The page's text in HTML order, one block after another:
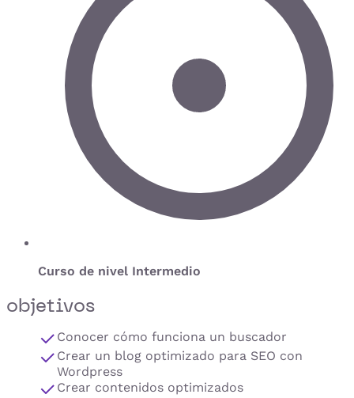
Curso de nivel Intermedio
objetivos
Conocer cómo funciona un buscador
Crear un blog optimizado para SEO con
Wordpress
Crear contenidos optimizados